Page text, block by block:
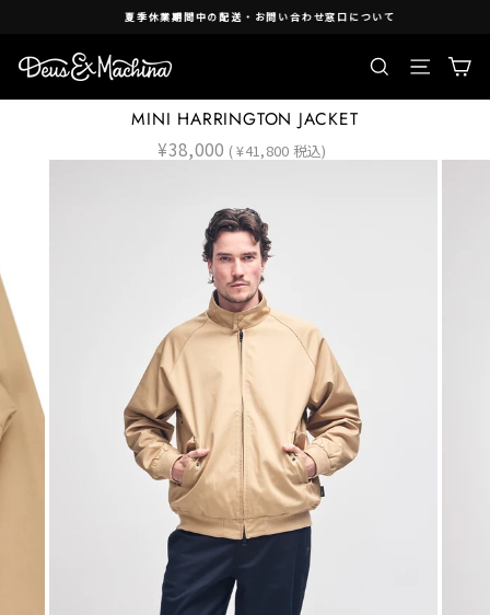
夏季休業期間中の配送・お問い合わせ窓口について
検索 Site
MINI HARRINGTON JACKET
Regular
price
¥38,000 ( ¥41,800 税込)